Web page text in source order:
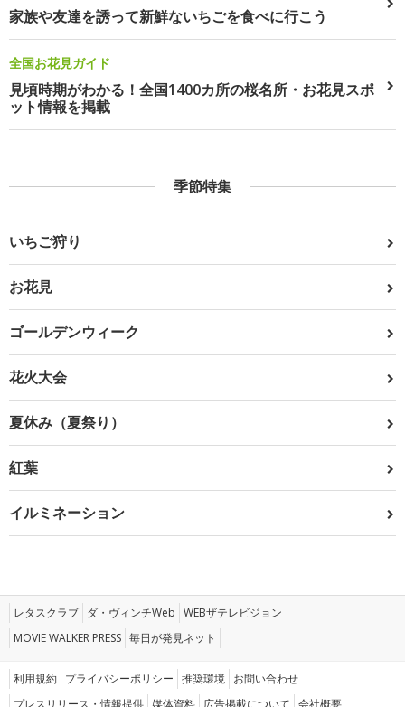
家族や友達を誘って新鮮ないちごを食べに行こう
全国お花見ガイド
見頃時期がわかる！全国1400カ所の桜名所・お花見スポ
ット情報を掲載
季節特集
いちご狩り
お花見
ゴールデンウィーク
花火大会
夏休み（夏祭り）
紅葉
イルミネーション
レタスクラブ ダ・ヴィンチWeb WEBザテレビジョン
MOVIE WALKER PRESS 毎日が発見ネット
利用規約 プライバシーポリシー 推奨環境 お問い合わせ
プレスリリース・情報提供 媒体資料 広告掲載について 会社概要